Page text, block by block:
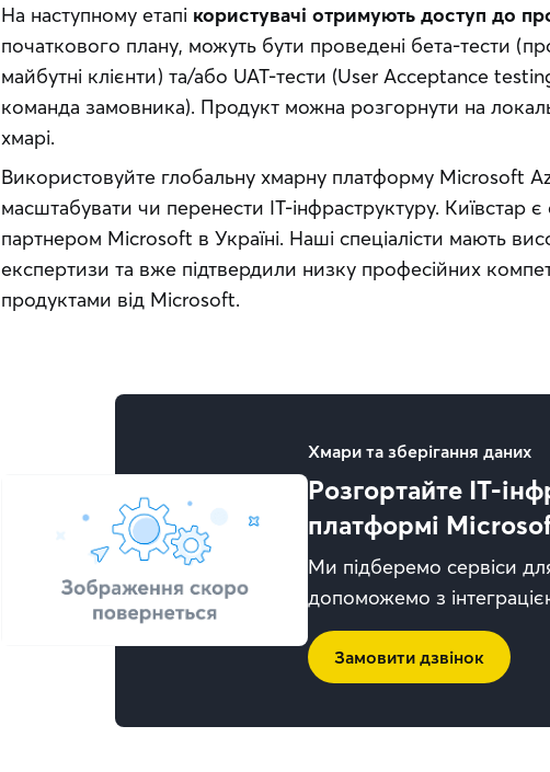
На наступному етапі користувачі отримують доступ до
початкового плану, можуть бути проведені бета-тести
майбутні клієнти) та/або UAT-тести (User Acceptance
команда замовника). Продукт можна розгорнути на
хмарі.
Використовуйте глобальну хмарну платформу Microsoft
масштабувати чи перенести IT-інфраструктуру. Київстар є
партнером Microsoft в Україні. Наші спеціалісти мають
експертизи та вже підтвердили низку професійних
продуктами від Microsoft.
Хмари та зберігання даних
Розгортайте IT-
платформі
Ми підберемо сервіси
допоможемо з
Замовити дзвінок